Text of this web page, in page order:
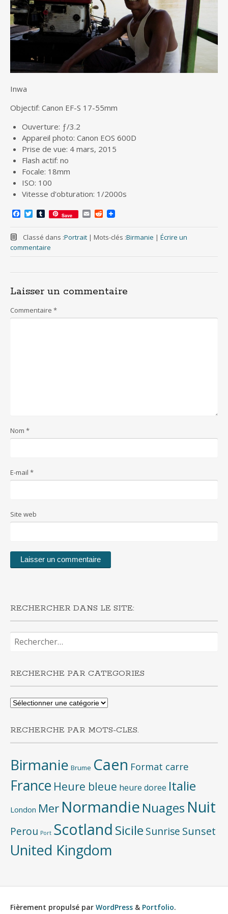
Inwa
Objectif: Canon EF-S 17-55mm
Ouverture: ƒ/3.2
Appareil photo: Canon EOS 600D
Prise de vue: 4 mars, 2015
Flash actif: no
Focale: 18mm
ISO: 100
Vitesse d'obturation: 1/2000s
c
e
b
o
k
T
i
t
t
e
T
u
m
b
l
r
Save E
a
R
d
d
t
Classé dans :Portrait | Mots-clés :Birmanie | Écrire un
commentaire
Laisser un commentaire
Commentaire *
Nom *
E-mail *
Site web
RECHERCHER DANS LE SITE:
RECHERCHE PAR CATEGORIES
Recherche
RECHERCHE PAR MOTS-CLES.
Birmanie Brume Caen Format carre
France Heure bleue heure doree Italie
London Mer Normandie Nuages Nuit
Perou Port Scotland Sicile Sunrise Sunset
United Kingdom
Fièrement propulsé par WordPress & Portfolio.